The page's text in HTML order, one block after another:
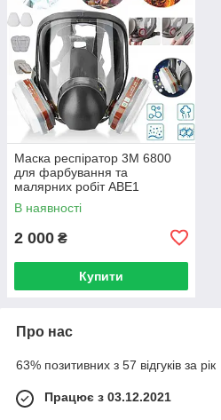
Маска респіратор 3М 6800
для фарбування та
малярних робіт АВЕ1
В наявності
2 000 ₴
Купити
Про нас
63% позитивних з 57 відгуків за рік
Працює з 03.12.2021